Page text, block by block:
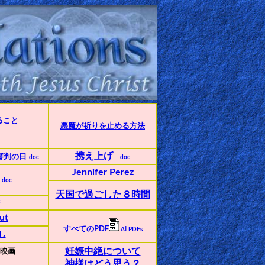
こと
悪魔が祈りを止める方法
判の日 doc 携え上げ doc
doc
Jennifer Perez
天国で過ごした８時間
すべてのPDF All PDFs
画
妊娠中絶について